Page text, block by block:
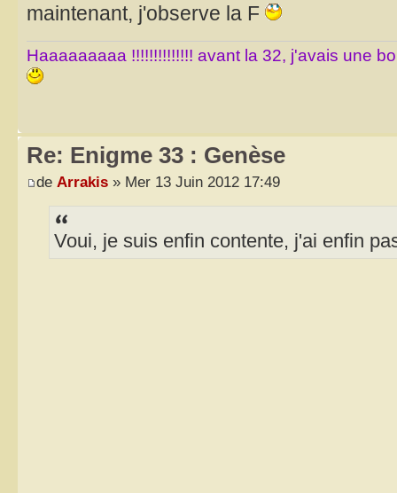
maintenant, j'observe la F
Haaaaaaaaa !!!!!!!!!!!!!! avant la 32, j'avais une
Re: Enigme 33 : Genèse
de Arrakis » Mer 13 Juin 2012 17:49
Voui, je suis enfin contente, j'ai enfin